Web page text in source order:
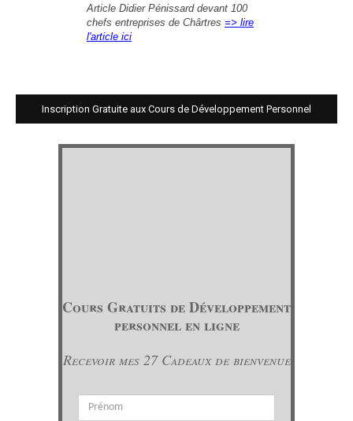
Article Didier Pénissard devant 100
chefs entreprises de Chârtres => lire
l'article ici
Inscription Gratuite aux Cours de Développement Personnel
Cours Gratuits de Développement
personnel en ligne
Recevoir mes 27 Cadeaux de bienvenue